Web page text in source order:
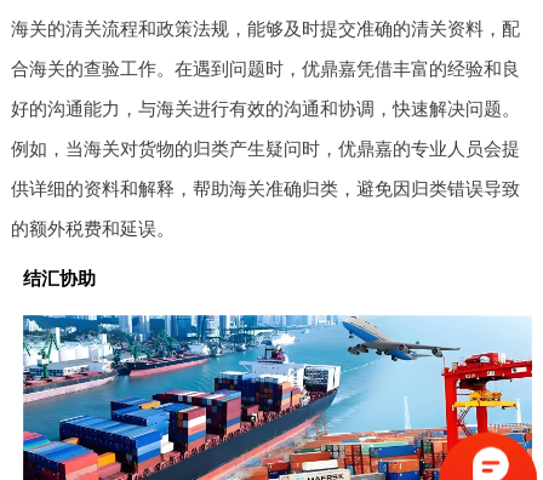
海关的清关流程和政策法规，能够及时提交准确的清关资料，配
合海关的查验工作。在遇到问题时，优鼎嘉凭借丰富的经验和良
好的沟通能力，与海关进行有效的沟通和协调，快速解决问题。
例如，当海关对货物的归类产生疑问时，优鼎嘉的专业人员会提
供详细的资料和解释，帮助海关准确归类，避免因归类错误导致
的额外税费和延误。
结汇协助